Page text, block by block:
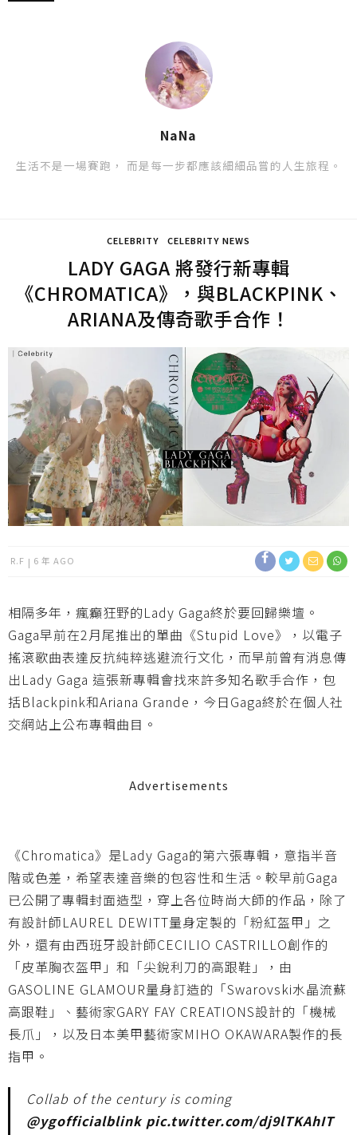
NaNa
生活不是一場賽跑， 而是每一步都應該細細品嘗的人生旅程。
CELEBRITY CELEBRITY NEWS
LADY GAGA 將發行新專輯
《CHROMATICA》，與BLACKPINK、
ARIANA及傳奇歌手合作！
R.F 6 年 AGO
相隔多年，瘋癲狂野的Lady Gaga終於要回歸樂壇。
Gaga早前在2月尾推出的單曲《Stupid Love》，以電子
搖滾歌曲表達反抗純粹逃避流行文化，而早前曾有消息傳
出Lady Gaga 這張新專輯會找來許多知名歌手合作，包
括Blackpink和Ariana Grande，今日Gaga終於在個人社
交網站上公布專輯曲目。
Advertisements
《Chromatica》是Lady Gaga的第六張專輯，意指半音
階或色差，希望表達音樂的包容性和生活。較早前Gaga
已公開了專輯封面造型，穿上各位時尚大師的作品，除了
有設計師LAUREL DEWITT量身定製的「粉紅盔甲」之
外，還有由西班牙設計師CECILIO CASTRILLO創作的
「皮革胸衣盔甲」和「尖銳利刀的高跟鞋」，由
GASOLINE GLAMOUR量身訂造的「Swarovski水晶流蘇
高跟鞋」、藝術家GARY FAY CREATIONS設計的「機械
長爪」，以及日本美甲藝術家MIHO OKAWARA製作的長
指甲。
Collab of the century is coming
@ygofficialblink pic.twitter.com/dj9lTKAhIT